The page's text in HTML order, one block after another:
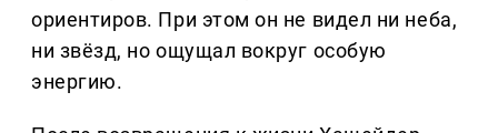
ориентиров. При этом он не видел ни неба,
ни звёзд, но ощущал вокруг особую
энергию.